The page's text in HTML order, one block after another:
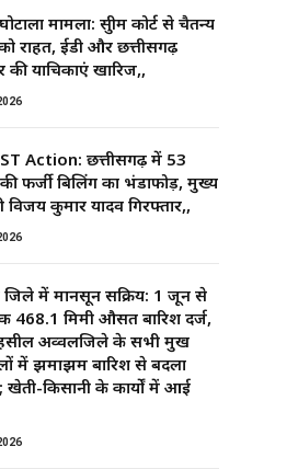
मामला: सुप्रीम कोर्ट से चैतन्य
राहत, ईडी और छत्तीसगढ़
की याचिकाएं खारिज,,
Action: छत्तीसगढ़ में 53
फर्जी बिलिंग का भंडाफोड़, मुख्य
विजय कुमार यादव गिरफ्तार,,
जिले में मानसून सक्रिय: 1 जून से
468.1 मिमी औसत बारिश दर्ज,
अव्वलजिले के सभी प्रमुख
में झमाझम बारिश से बदला
खेती-किसानी के कार्यों में आई